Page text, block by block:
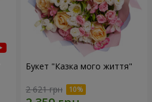
Букет "Казка мого життя"
2 621 грн